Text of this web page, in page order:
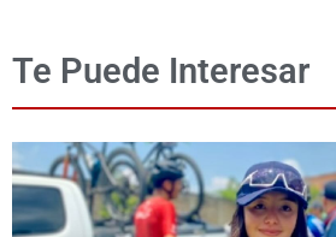
Te Puede Interesar